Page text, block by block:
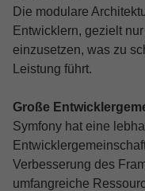
Die modulare
Entwicklern, gezielt
einzusetzen, was zu
Leistung führt.
Große
Symfony hat eine
Verbesserung des
umfangreiche